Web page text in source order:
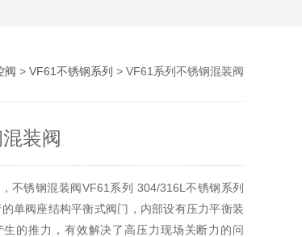
阀 > VF61不锈钢系列 > VF61系列不锈钢混装阀
装阀
不锈钢混装阀VF61系列 304/316L不锈钢系列
单阀座结构平衡式阀门，内部设有压力平衡装
的推力，有效解决了高压力现场关断力的问